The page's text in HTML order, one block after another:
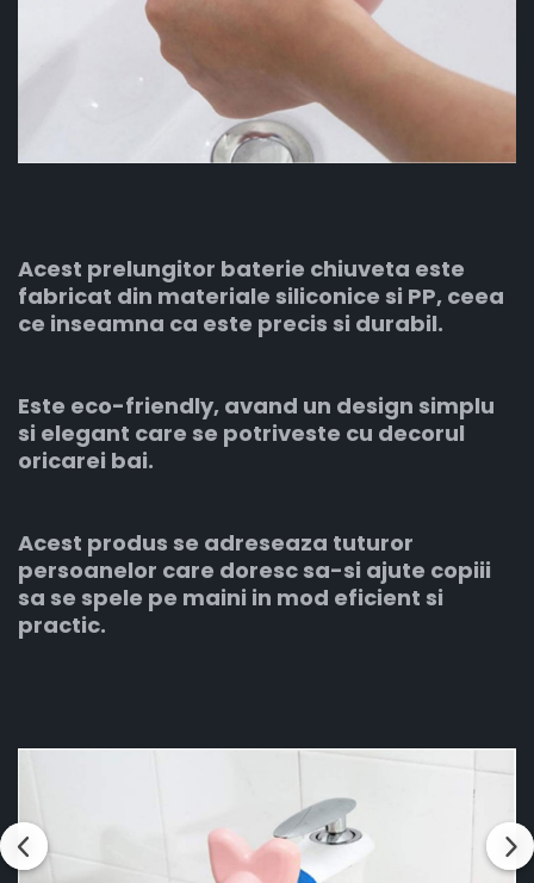
Acest prelungitor baterie chiuveta este
fabricat din materiale siliconice si PP, ceea
ce inseamna ca este precis si durabil.
Este eco-friendly, avand un design simplu
si elegant care se potriveste cu decorul
oricarei bai.
Acest produs se adreseaza tuturor
persoanelor care doresc sa-si ajute copiii
sa se spele pe maini in mod eficient si
practic.